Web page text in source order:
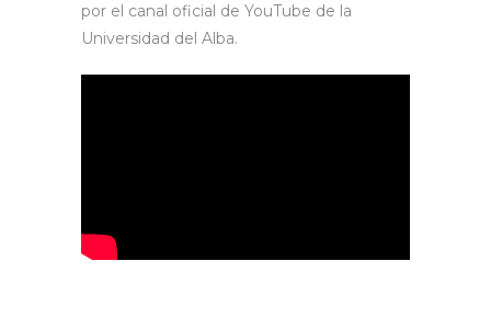
por el canal oficial de YouTube de la
Universidad del Alba.